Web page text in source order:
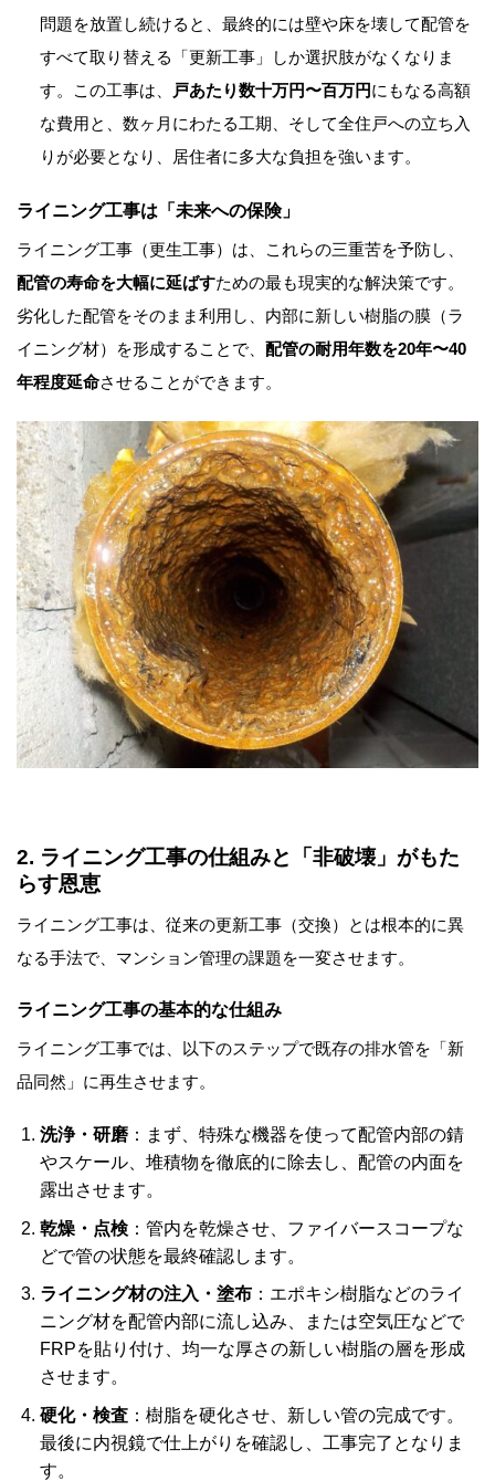
問題を放置し続けると、最終的には壁や床を壊して配管を
すべて取り替える「更新工事」しか選択肢がなくなりま
す。この工事は、
戸あたり数十万円〜百万円にもなる高額
な費用と、数ヶ月にわたる工期、そして全住戸への立ち入
りが必要となり、居住者に多大な負担を強います。
ライニング工事は「未来への保険」
ライニング工事（更生工事）は、これらの三重苦を予防し、
配管の寿命を大幅に延ばすための最も現実的な解決策です。
劣化した配管をそのまま利用し、内部に新しい樹脂の膜（ラ
イニング材）を形成することで、 配管の耐用年数を20年〜40
年程度延命させることができます。
2. ライニング工事の仕組みと「非破壊」がもた
らす恩恵
ライニング工事は、従来の更新工事（交換）とは根本的に異
なる手法で、マンション管理の課題を一変させます。
ライニング工事の基本的な仕組み
ライニング工事では、以下のステップで既存の排水管を「新
品同然」に再生させます。
洗浄・研磨：まず、特殊な機器を使って配管内部の錆
やスケール、堆積物を徹底的に除去し、配管の内面を
露出させます。
乾燥・点検：管内を乾燥させ、ファイバースコープな
どで管の状態を最終確認します。
ライニング材の注入・塗布：エポキシ樹脂などのライ
ニング材を配管内部に流し込み、または空気圧などで
FRPを貼り付け、均一な厚さの新しい樹脂の層を形成
させます。
硬化・検査：樹脂を硬化させ、新しい管の完成です。
最後に内視鏡で仕上がりを確認し、工事完了となりま
す。